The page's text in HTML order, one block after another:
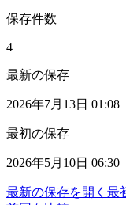
保存件数
4
最新の保存
2026年7月13日 01:08
最初の保存
2026年5月10日 06:30
最新の保存を開く 最